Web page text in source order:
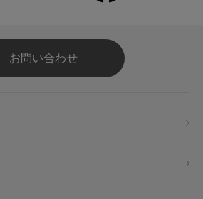
お問い合わせ